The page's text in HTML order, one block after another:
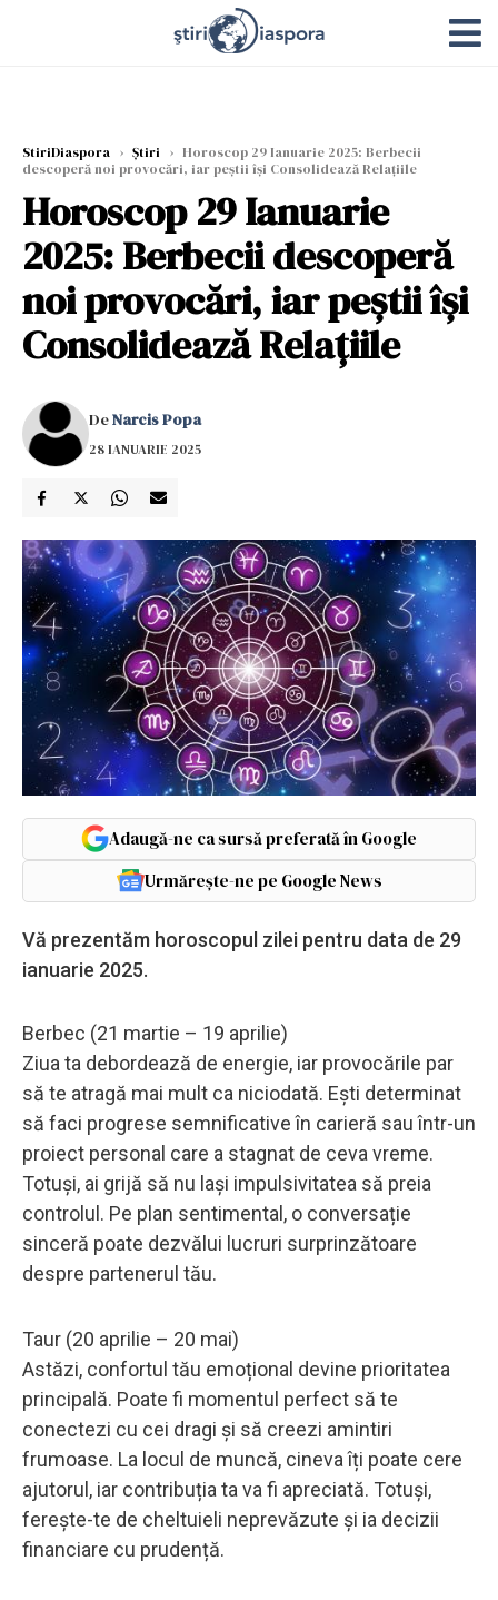
StiriDiaspora › Știri › Horoscop 29 Ianuarie 2025: Berbecii
descoperă noi provocări, iar peștii își Consolidează Relațiile
Horoscop 29 Ianuarie
2025: Berbecii descoperă
noi provocări, iar peștii își
Consolidează Relațiile
DeNarcis Popa
28 IANUARIE 2025
Adaugă-ne ca sursă preferată în Google
Urmărește-ne pe Google News
Vă prezentăm horoscopul zilei pentru data de 29
ianuarie 2025.
Berbec (21 martie – 19 aprilie)
Ziua ta debordează de energie, iar provocările par
să te atragă mai mult ca niciodată. Ești determinat
să faci progrese semnificative în carieră sau într-un
proiect personal care a stagnat de ceva vreme.
Totuși, ai grijă să nu lași impulsivitatea să preia
controlul. Pe plan sentimental, o conversație
sinceră poate dezvălui lucruri surprinzătoare
despre partenerul tău.
Taur (20 aprilie – 20 mai)
Astăzi, confortul tău emoțional devine prioritatea
principală. Poate fi momentul perfect să te
conectezi cu cei dragi și să creezi amintiri
frumoase. La locul de muncă, cineva îți poate cere
ajutorul, iar contribuția ta va fi apreciată. Totuși,
ferește-te de cheltuieli neprevăzute și ia decizii
financiare cu prudență.